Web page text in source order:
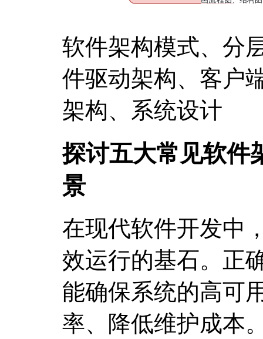
软件架构模式、分
件驱动架构、客户
架构、系统设计
探讨五大常见软件
景
在现代软件开发中
效运行的基石。正
能确保系统的高可
率、降低维护成本